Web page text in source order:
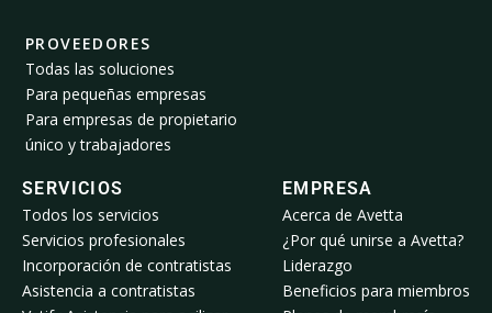
PROVEEDORES
Todas las soluciones
Para pequeñas empresas
Para empresas de propietario
único y trabajadores
SERVICIOS
Todos los servicios
Servicios profesionales
Incorporación de contratistas
Asistencia a contratistas
EMPRESA
Acerca de Avetta
¿Por qué unirse a Avetta?
Liderazgo
Beneficios para miembros